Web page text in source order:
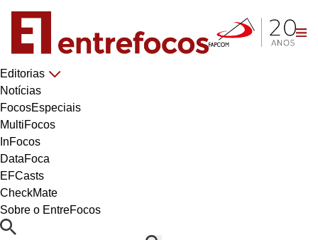
Editorias
Notícias
FocosEspeciais
MultiFocos
InFocos
DataFoca
EFCasts
CheckMate
Sobre o EntreFocos